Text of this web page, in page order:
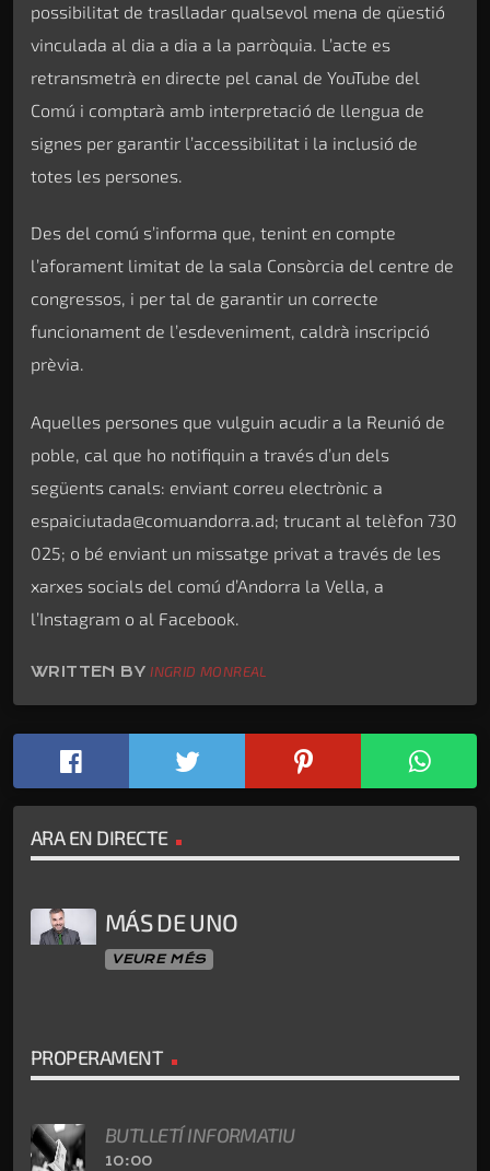
possibilitat de traslladar qualsevol mena de qüestió
vinculada al dia a dia a la parròquia. L’acte es
retransmetrà en directe pel canal de YouTube del
Comú i comptarà amb interpretació de llengua de
signes per garantir l’accessibilitat i la inclusió de
totes les persones.
Des del comú s’informa que, tenint en compte
l’aforament limitat de la sala Consòrcia del centre de
congressos, i per tal de garantir un correcte
funcionament de l’esdeveniment, caldrà inscripció
prèvia.
Aquelles persones que vulguin acudir a la Reunió de
poble, cal que ho notifiquin a través d’un dels
següents canals: enviant correu electrònic a
espaiciutada@comuandorra.ad; trucant al telèfon 730
025; o bé enviant un missatge privat a través de les
xarxes socials del comú d’Andorra la Vella, a
l’Instagram o al Facebook.
WRITTEN BYINGRID MONREAL
ARA EN DIRECTE
MÁS DE UNO
VEURE MÉS
PROPERAMENT
BUTLLETÍ INFORMATIU
10:00